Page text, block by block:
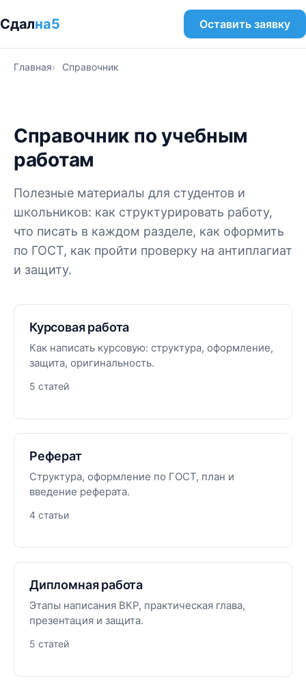
Сдална5 Оставить заявку
Главная Справочник
Справочник по учебным
работам
Полезные материалы для студентов и
школьников: как структурировать работу,
что писать в каждом разделе, как оформить
по ГОСТ, как пройти проверку на антиплагиат
и защиту.
Курсовая работа
Как написать курсовую: структура, оформление,
защита, оригинальность.
5 статей
Реферат
Структура, оформление по ГОСТ, план и
введение реферата.
4 статьи
Дипломная работа
Этапы написания ВКР, практическая глава,
презентация и защита.
5 статей